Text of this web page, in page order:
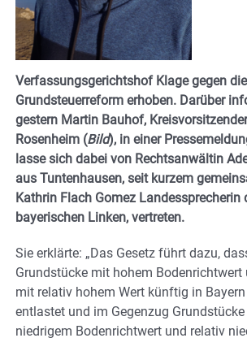
Verfassungsgerichtshof Klage gegen die
Grundsteuerreform erhoben. Darüber
gestern Martin Bauhof,
Rosenheim (Bild), in einer
lasse sich dabei von Rechtsanwältin
aus Tuntenhausen, seit kurzem
Kathrin Flach Gomez Landessprecherin
bayerischen Linken, vertreten.
Sie erklärte: „Das Gesetz führt dazu,
Grundstücke mit hohem Bodenrichtwert
mit relativ hohem Wert künftig in
entlastet und im Gegenzug
niedrigem Bodenrichtwert und relativ